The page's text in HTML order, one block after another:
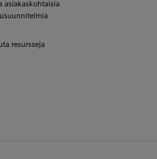
asiakaskohtaisia
resursseja